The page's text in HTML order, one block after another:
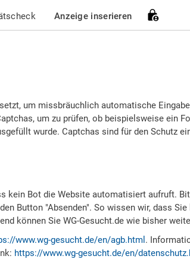
Anzeige inserieren
um missbräuchlich automatische
um zu prüfen, ob beispielsweise ein
wurde. Captchas sind für den Schutz
kein Bot die Website automatisiert aufruft.
Button "Absenden". So wissen wir, dass
können Sie WG-Gesucht.de wie bisher
www.wg-gesucht.de/en/agb.html .
https://www.wg-gesucht.de/en/